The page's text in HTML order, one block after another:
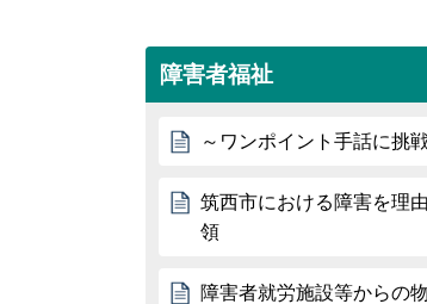
障害者福祉
～ワンポイント手話に挑
筑西市における障害を理
領
障害者就労施設等からの